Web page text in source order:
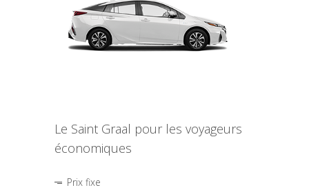
Le Saint Graal pour les voyageurs
économiques
Prix fixe